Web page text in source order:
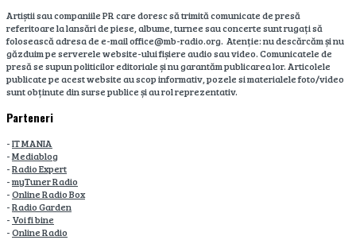
Artiștii sau companiile PR care doresc să trimită comunicate de presă
referitoare la lansări de piese, albume, turnee sau concerte sunt rugați să
folosească adresa de e-mail office@mb-radio.org. Atenție: nu descărcăm și nu
găzduim pe serverele website-ului fișiere audio sau video. Comunicatele de
presă se supun politicilor editoriale și nu garantăm publicarea lor. Articolele
publicate pe acest website au scop informativ, pozele si materialele foto/video
sunt obținute din surse publice și au rol reprezentativ.
Parteneri
-IT MANIA
-Mediablog
-Radio Expert
-myTuner Radio
-Online Radio Box
-Radio Garden
- Voi fi bine
-Online Radio